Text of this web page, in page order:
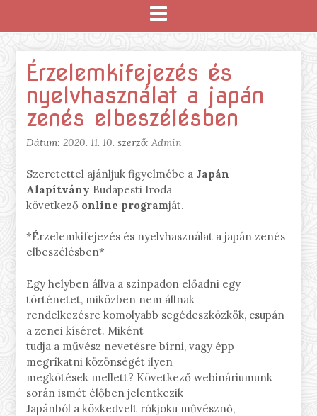
Érzelemkifejezés és
nyelvhasználat a japán
zenés elbeszélésben
Dátum: 2020. 11. 10. szerző: Admin
Szeretettel ajánljuk figyelmébe a Japán
Alapítvány Budapesti Iroda
következő online programját.
*Érzelemkifejezés és nyelvhasználat a japán zenés
elbeszélésben*
Egy helyben állva a színpadon előadni egy
történetet, miközben nem állnak
rendelkezésre komolyabb segédeszközkök, csupán
a zenei kíséret. Miként
tudja a művész nevetésre bírni, vagy épp
megríkatni közönségét ilyen
megkötések mellett? Következő webináriumunk
során ismét élőben jelentkezik
Japánból a közkedvelt rókjoku művésznő,